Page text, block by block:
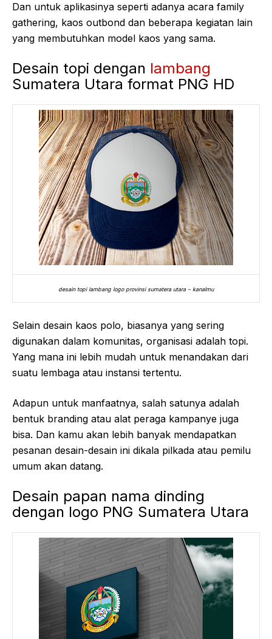
Dan untuk aplikasinya seperti adanya acara family
gathering, kaos outbond dan beberapa kegiatan lain
yang membutuhkan model kaos yang sama.
Desain topi dengan lambang
Sumatera Utara format PNG HD
desain topi lambang logo provinsi sumatera utara – kanalmu
Selain desain kaos polo, biasanya yang sering
digunakan dalam komunitas, organisasi adalah topi.
Yang mana ini lebih mudah untuk menandakan dari
suatu lembaga atau instansi tertentu.
Adapun untuk manfaatnya, salah satunya adalah
bentuk branding atau alat peraga kampanye juga
bisa. Dan kamu akan lebih banyak mendapatkan
pesanan desain-desain ini dikala pilkada atau pemilu
umum akan datang.
Desain papan nama dinding
dengan logo PNG Sumatera Utara